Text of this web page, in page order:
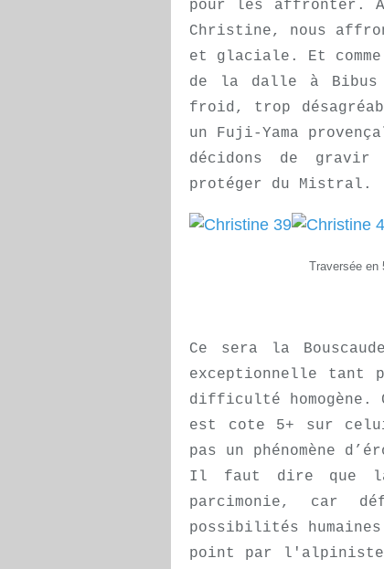
pour les affronter.
Christine, nous
et glaciale. Et
de la dalle à Bibus
froid, trop
un Fuji-Yama
décidons de
protéger du Mistral.
Traversée en
Ce sera la
exceptionnelle tant
difficulté homogène.
est cote 5+ sur
pas un phénomène
Il faut dire que
parcimonie, car
possibilités
point par l'alpiniste